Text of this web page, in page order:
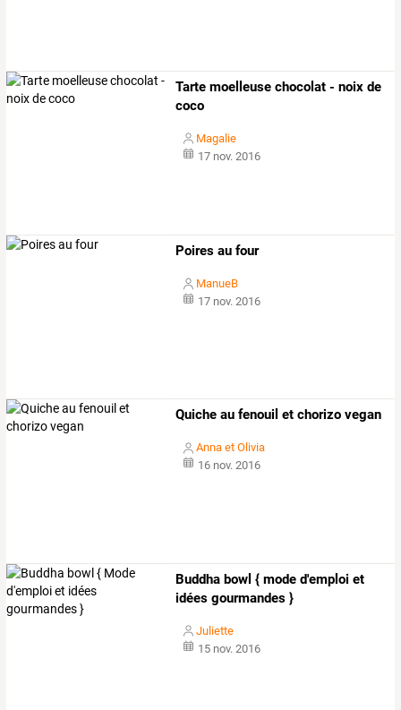
Tarte moelleuse chocolat - noix de
coco
Magalie
17 nov. 2016
Poires au four
ManueB
17 nov. 2016
Quiche au fenouil et chorizo vegan
Anna et Olivia
16 nov. 2016
Buddha bowl { mode d'emploi et
idées gourmandes }
Juliette
15 nov. 2016